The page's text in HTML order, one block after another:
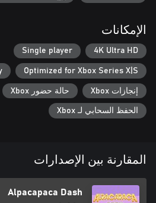
الإمكانات
4K Ultra HD
Single player
Optimized for Xbox Series X|S
إنجازات Xbox حالة حضور Xbox
الحفظ السحابي لـ Xbox
المقارنة بين الإصدارات
Alpacapaca Dash